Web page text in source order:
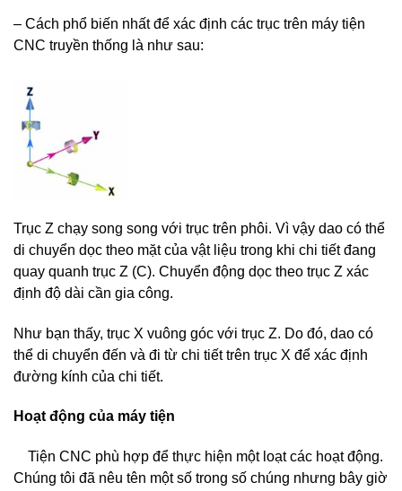
– Cách phổ biến nhất để xác định các trục trên máy tiện
CNC truyền thống là như sau:
Trục Z chạy song song với trục trên phôi. Vì vậy dao có thể
di chuyển dọc theo mặt của vật liệu trong khi chi tiết đang
quay quanh trục Z (C). Chuyển động dọc theo trục Z xác
định độ dài cần gia công.
Như bạn thấy, trục X vuông góc với trục Z. Do đó, dao có
thể di chuyển đến và đi từ chi tiết trên trục X để xác định
đường kính của chi tiết.
Hoạt động của máy tiện
Tiện CNC phù hợp để thực hiện một loạt các hoạt động.
Chúng tôi đã nêu tên một số trong số chúng nhưng bây giờ